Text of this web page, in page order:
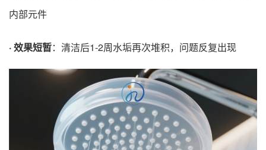
内部元件
· 效果短暂：清洁后1-2周水垢再次堆积，问题反复出现